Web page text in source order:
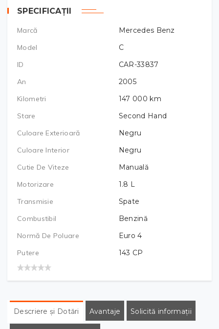
SPECIFICAȚII
Marcă
Mercedes Benz
Model
C
ID
CAR-33837
An
2005
Kilometri
147 000 km
Stare
Second Hand
Culoare Exterioară
Negru
Culoare Interior
Negru
Cutie De Viteze
Manuală
Motorizare
1.8 L
Transmisie
Spate
Combustibil
Benzină
Normă De Poluare
Euro 4
Putere
143 CP
Descriere și Dotări Avantaje Solicită informații